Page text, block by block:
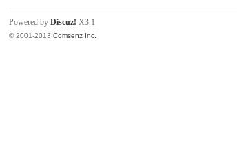
Powered byDiscuz! X3.1
© 2001-2013Comsenz Inc.